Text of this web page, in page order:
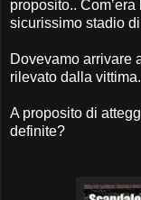
proposito..
sicurissimo stadio
Dovevamo arrivare
rilevato dalla vittima.
A proposito di
definite?